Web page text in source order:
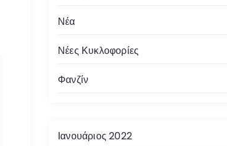
Νέα
Νέες Κυκλοφορίες
Φανζίν
Ιανουάριος 2022